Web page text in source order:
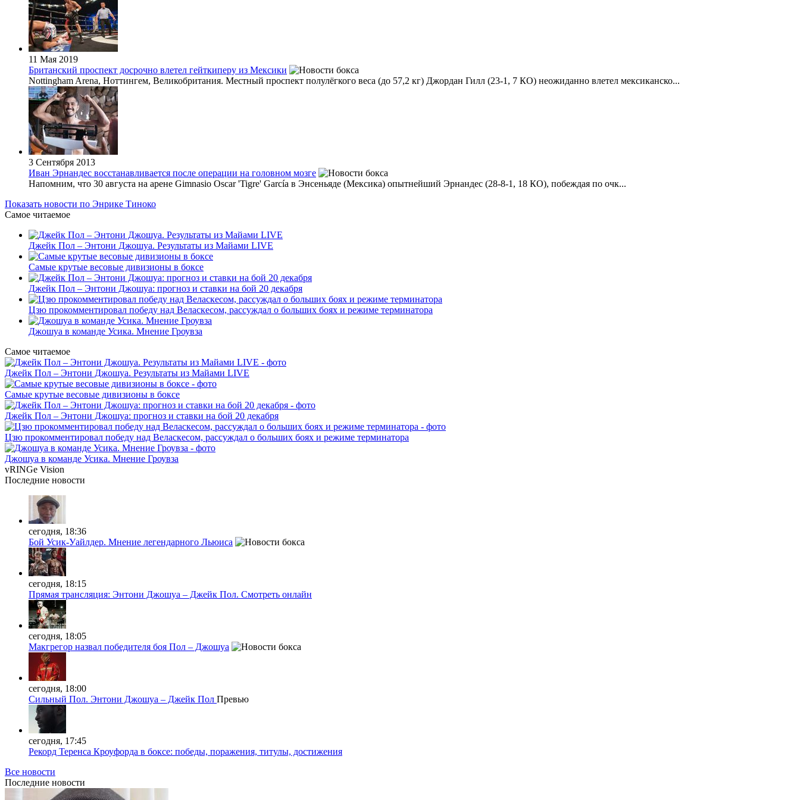
11 Мая 2019
Британский проспект досрочно влетел гейткиперу из Мексики
Nottingham Arena, Ноттингем, Великобритания. Местный проспект полулёгкого веса (до 57,2 кг) Джордан Гилл (23-1, 7 КО) неожиданно влетел мексиканско...
3 Сентября 2013
Иван Эрнандес восстанавливается после операции на головном мозге
Напомним, что 30 августа на арене Gimnasio Oscar 'Tigre' García в Энсеньяде (Мексика) опытнейший Эрнандес (28-8-1, 18 КО), побеждая по очк...
Показать новости по Энрике Тиноко
Самое читаемое
Джейк Пол – Энтони Джошуа. Результаты из Майами LIVE
Самые крутые весовые дивизионы в боксе
Джейк Пол – Энтони Джошуа: прогноз и ставки на бой 20 декабря
Цзю прокомментировал победу над Веласкесом, рассуждал о больших боях и режиме терминатора
Джошуа в команде Усика. Мнение Гроувза
Самое читаемое
Джейк Пол – Энтони Джошуа. Результаты из Майами LIVE
Самые крутые весовые дивизионы в боксе
Джейк Пол – Энтони Джошуа: прогноз и ставки на бой 20 декабря
Цзю прокомментировал победу над Веласкесом, рассуждал о больших боях и режиме терминатора
Джошуа в команде Усика. Мнение Гроувза
vRINGe Vision
Последние новости
сегодня, 18:36
Бой Усик-Уайлдер. Мнение легендарного Льюиса
сегодня, 18:15
Прямая трансляция: Энтони Джошуа – Джейк Пол. Смотреть онлайн
сегодня, 18:05
Макгрегор назвал победителя боя Пол – Джошуа
сегодня, 18:00
Сильный Пол. Энтони Джошуа – Джейк Пол Превью
сегодня, 17:45
Рекорд Теренса Кроуфорда в боксе: победы, поражения, титулы, достижения
Все новости
Последние новости